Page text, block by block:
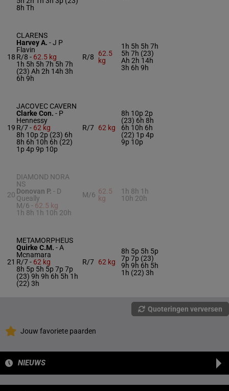
8h Th
18
CLARENS
Harvey A. -J P
Flavin
R/8 - 62.5 kg
1h 5h 5h 7h 5h 7h
(23) Ah 2h 14h 3h
6h 9h
R/8
62.5
kg
1h 5h 5h 7h
5h 7h (23)
Ah 2h 14h
3h 6h 9h
19
JACOVEC CAVERN
Clarke Con. - P
Hennessy
R/7 - 62 kg
8h 10p 2p (23) 6h
8h 6h 10h 6h (22)
1p 4p 9p 10p
R/7 62 kg
8h 10p 2p
(23) 6h 8h
6h 10h 6h
(22) 1p 4p
9p 10p
20
DIAMOND NORA
NS
Donovan P. - D
Queally
M/6 - 62.5 kg
1h 8h 1h 10h 20h
M/6 62.5
kg
1h 8h 1h
10h 20h
21
METAMORPHEUS
Quirke C.M. -A
Mcnamara
R/7 - 62 kg
8h 5p 5h 5p 7p 7p
(23) 9h 9h 6h 5h 1h
(22) 3h
R/7 62 kg
8h 5p 5h 5p
7p 7p (23)
9h 9h 6h 5h
1h (22) 3h
Quoteringen verversen
Jouw favoriete paarden
NIEUWS